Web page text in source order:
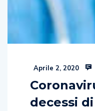
Aprile 2, 2020
decessi